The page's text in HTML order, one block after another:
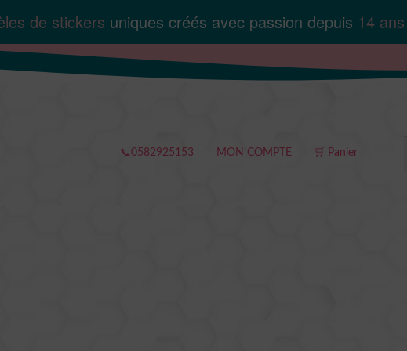
de stickers uniques créés avec passion depuis 14 ans
📞0582925153 MON COMPTE 🛒 Panier